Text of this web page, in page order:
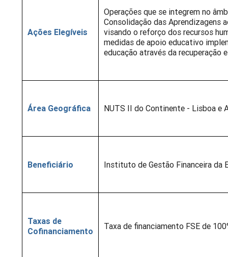
Ações Elegíveis
Operações que se integrem no
Consolidação das
visando o reforço dos recursos
medidas de apoio educativo
educação através da recuperação
Área Geográfica NUTS II do Continente - Lisboa e
Beneficiário Instituto de Gestão Financeira da
Taxas de
Cofinanciamento
Taxa de financiamento FSE de